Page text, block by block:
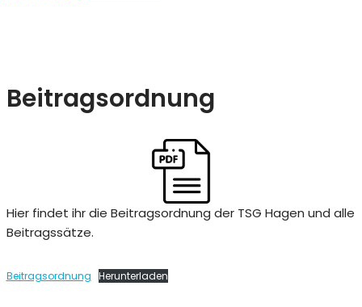
Beitragsordnung
Hier findet ihr die Beitragsordnung der TSG Hagen und alle
Beitragssätze.
Beitragsordnung Herunterladen